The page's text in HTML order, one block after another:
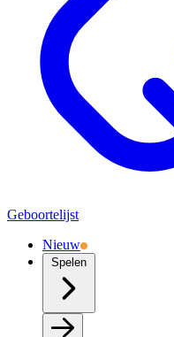
Geboortelijst
Nieuw
Spelen